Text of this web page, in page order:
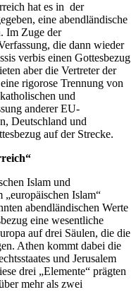
hat es in der
eine abendländische
Im Zuge der
die dann wieder
verbis einen Gottesbezug
aber die Vertreter der
rigorose Trennung von
und
anderer EU-
Deutschland und
auf der Strecke.
Islam und
„europäischen Islam“
abendländischen Werte
eine wesentliche
auf drei Säulen, die die
Athen kommt dabei die
und Jerusalem
drei „Elemente“ prägten
mehr als zwei